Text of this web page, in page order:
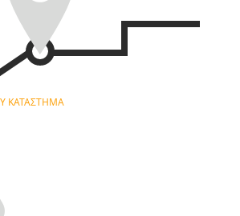
ΚΑΤΑΣΤΗΜΑ